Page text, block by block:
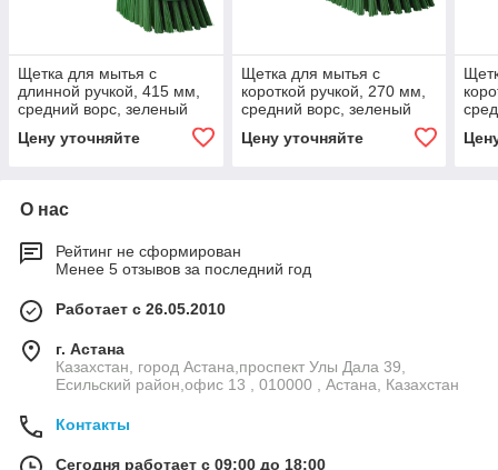
Щетка для мытья с
длинной ручкой, 415 мм,
средний ворс, зеленый
Цену уточняйте
Щетка для мытья с
короткой ручкой, 270 мм,
средний ворс, зеленый
Цену уточняйте
О нас
Рейтинг не сформирован
Менее 5 отзывов за последний год
Работает с 26.05.2010
г. Астана
Казахстан, город Астана,проспект Улы Дала 39,
Есильский район,офис 13 , 010000 , Астана, Казахстан
Контакты
Сегодня работает с 09:00 до 18:00